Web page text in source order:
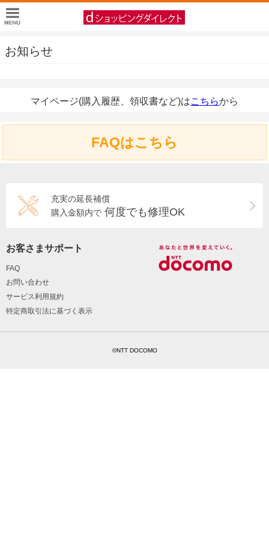
お知らせ
マイページ(購入履歴、領収書など)はこちらから
FAQはこちら
充実の延長補償
購入金額内で 何度でも修理OK
お客さまサポート
FAQ
お問い合わせ
サービス利用規約
特定商取引法に基づく表示
©NTT DOCOMO